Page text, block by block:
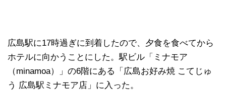
広島駅に17時過ぎに到着したので、夕食を食べてから
ホテルに向かうことにした。駅ビル「ミナモア
（minamoa）」の6階にある「広島お好み焼 こてじゅ
う 広島駅ミナモア店」に入った。